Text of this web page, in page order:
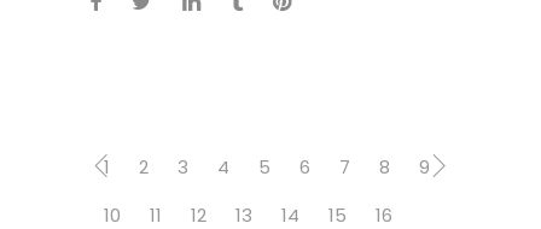
1 2 3 4 5 6 7 8
9
10
11 12 13 14 15
16